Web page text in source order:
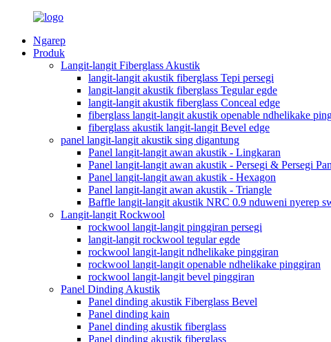
Ngarep
Produk
Langit-langit Fiberglass Akustik
langit-langit akustik fiberglass Tepi persegi
langit-langit akustik fiberglass Tegular egde
langit-langit akustik fiberglass Conceal edge
fiberglass langit-langit akustik openable ndhelikake
fiberglass akustik langit-langit Bevel edge
panel langit-langit akustik sing digantung
Panel langit-langit awan akustik - Lingkaran
Panel langit-langit awan akustik - Persegi & Persegi
Panel langit-langit awan akustik - Hexagon
Panel langit-langit awan akustik - Triangle
Baffle langit-langit akustik NRC 0.9 nduweni nyerep
Langit-langit Rockwool
rockwool langit-langit pinggiran persegi
langit-langit rockwool tegular egde
rockwool langit-langit ndhelikake pinggiran
rockwool langit-langit openable ndhelikake pinggiran
rockwool langit-langit bevel pinggiran
Panel Dinding Akustik
Panel dinding akustik Fiberglass Bevel
Panel dinding kain
Panel dinding akustik fiberglass
Panel dinding akustik fiberglass